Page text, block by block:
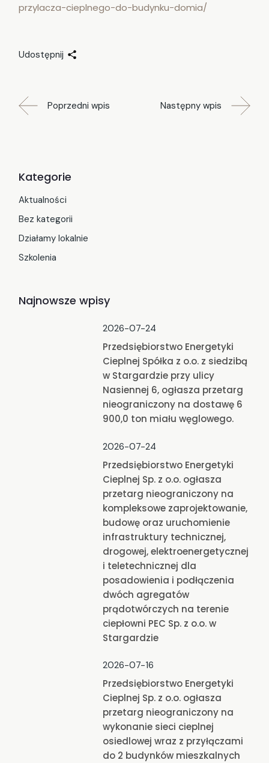
przylacza-cieplnego-do-budynku-domia/
Udostępnij
Poprzedni wpis Następny wpis
Kategorie
Aktualności
Bez kategorii
Działamy lokalnie
Szkolenia
Najnowsze wpisy
2026-07-24
Przedsiębiorstwo Energetyki
Cieplnej Spółka z o.o. z siedzibą
w Stargardzie przy ulicy
Nasiennej 6, ogłasza przetarg
nieograniczony na dostawę 6
900,0 ton miału węglowego.
2026-07-24
Przedsiębiorstwo Energetyki
Cieplnej Sp. z o.o. ogłasza
przetarg nieograniczony na
kompleksowe zaprojektowanie,
budowę oraz uruchomienie
infrastruktury technicznej,
drogowej, elektroenergetycznej
i teletechnicznej dla
posadowienia i podłączenia
dwóch agregatów
prądotwórczych na terenie
ciepłowni PEC Sp. z o.o. w
Stargardzie
2026-07-16
Przedsiębiorstwo Energetyki
Cieplnej Sp. z o.o. ogłasza
przetarg nieograniczony na
wykonanie sieci cieplnej
osiedlowej wraz z przyłączami
do 2 budynków mieszkalnych